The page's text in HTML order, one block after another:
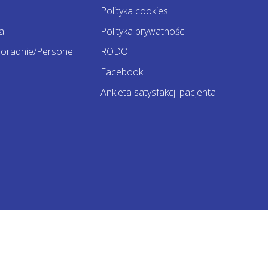
Personel
Polityka cookies
Polityka prywatności
RODO
Facebook
Ankieta satysfakcji pacjenta